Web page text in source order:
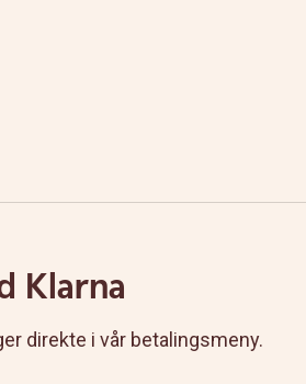
Klarna
direkte i vår betalingsmeny.